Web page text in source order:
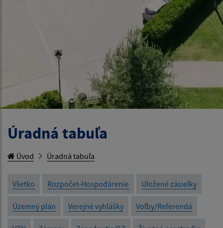
Úradná tabuľa
Úvod Úradná tabuľa
Všetko Rozpočet-Hospodárenie Uložené zásielky
Územný plán Verejné vyhlášky Voľby/Referendá